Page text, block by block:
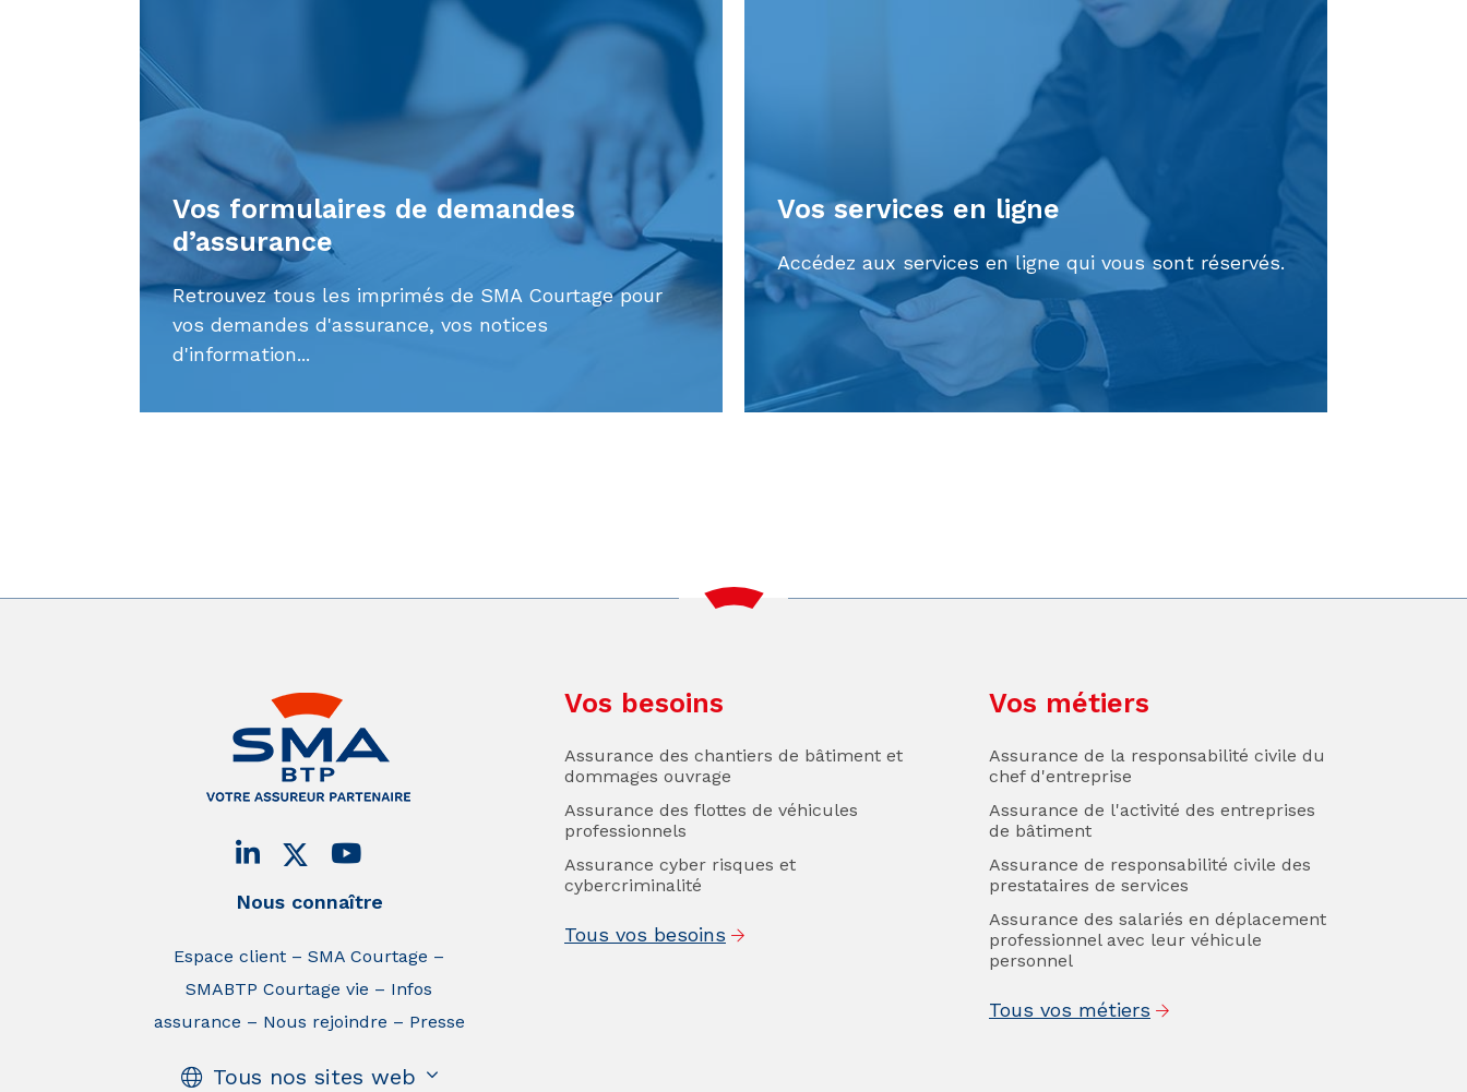
Vos formulaires de demandes
d’assurance
Retrouvez tous les imprimés de SMA Courtage pour
vos demandes d'assurance, vos notices
d'information...
Vos services en ligne
Accédez aux services en ligne qui vous sont réservés.
Nous connaître
Espace client
SMA Courtage
SMABTP Courtage vie
Infos
assurance
Nous rejoindre Presse
Tous nos sites web
Vos besoins
Assurance des chantiers de bâtiment et
dommages ouvrage
Assurance des flottes de véhicules
professionnels
Assurance cyber risques et
cybercriminalité
Tous vos besoins
Vos métiers
Assurance de la responsabilité civile du
chef d'entreprise
Assurance de l'activité des entreprises
de bâtiment
Assurance de responsabilité civile des
prestataires de services
Assurance des salariés en déplacement
professionnel avec leur véhicule
personnel
Tous vos métiers